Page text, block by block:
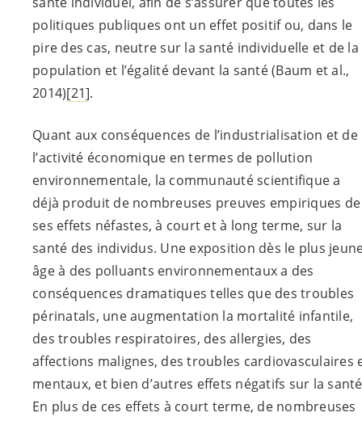
politiques publiques ont un effet positif ou, dans le
pire des cas, neutre sur la santé individuelle et de la
population et l’égalité devant la santé (Baum et al.,
2014)[21].
Quant aux conséquences de l’industrialisation et de
l’activité économique en termes de pollution
environnementale, la communauté scientifique a
déjà produit de nombreuses preuves empiriques de
ses effets néfastes, à court et à long terme, sur la
santé des individus. Une exposition dès le plus
âge à des polluants environnementaux a des
conséquences dramatiques telles que des troubles
périnatals, une augmentation la mortalité infantile,
des troubles respiratoires, des allergies, des
affections malignes, des troubles cardiovasculaires
mentaux, et bien d’autres effets négatifs sur la
En plus de ces effets à court terme, de nombreuses